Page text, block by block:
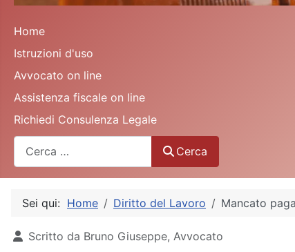
Home
Istruzioni d'uso
Avvocato on line
Assistenza fiscale on line
Richiedi Consulenza Legale
Cerca
Sei qui: Home Diritto del Lavoro Mancato
Dettagli
Scritto da Bruno Giuseppe, Avvocato